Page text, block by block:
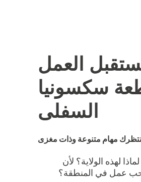
سكسونيا
السفلى
مهام متنوعة وذات مغزى
لهذه الولاية؟ لأن
عمل في المنطقة؟